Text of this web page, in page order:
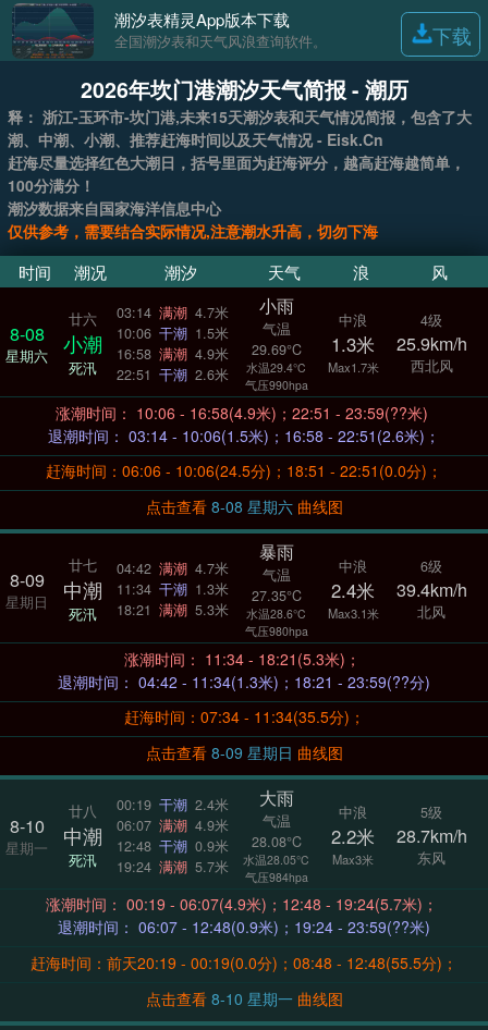
潮汐表精灵App版本下载
全国潮汐表和天气风浪查询软件。 下载
2026年坎门港潮汐天气简报 - 潮历
释： 浙江-玉环市-坎门港,未来15天潮汐表和天气情况简报，包含了大
潮、中潮、小潮、推荐赶海时间以及天气情况 - Eisk.Cn
赶海尽量选择红色大潮日，括号里面为赶海评分，越高赶海越简单，
100分满分！
潮汐数据来自国家海洋信息中心
仅供参考，需要结合实际情况,注意潮水升高，切勿下海
时间 潮况 潮汐 天气 浪 风
8-08
星期六
廿六
小潮
死汛
03:14 满潮 4.7米
10:06 干潮 1.5米
16:58 满潮 4.9米
22:51 干潮 2.6米
小雨
气温
29.69°C
水温29.4°C
气压990hpa
中浪
1.3米
Max1.7米
4级
25.9km/h
西北风
涨潮时间： 10:06 - 16:58(4.9米)；22:51 - 23:59(??米)
退潮时间： 03:14 - 10:06(1.5米)；16:58 - 22:51(2.6米)；
赶海时间：06:06 - 10:06(24.5分)；18:51 - 22:51(0.0分)；
点击查看
8-08 星期六 曲线图
8-09
星期日
廿七
中潮
死汛
04:42 满潮 4.7米
11:34 干潮 1.3米
18:21 满潮 5.3米
暴雨
气温
27.35°C
水温28.6°C
气压980hpa
中浪
2.4米
Max3.1米
6级
39.4km/h
北风
涨潮时间： 11:34 - 18:21(5.3米)；
退潮时间： 04:42 - 11:34(1.3米)；18:21 - 23:59(??分)
赶海时间：07:34 - 11:34(35.5分)；
点击查看
8-09 星期日 曲线图
8-10
星期一
廿八
中潮
死汛
00:19 干潮 2.4米
06:07 满潮 4.9米
12:48 干潮 0.9米
19:24 满潮 5.7米
大雨
气温
28.08°C
水温28.05°C
气压984hpa
中浪
2.2米
Max3米
5级
28.7km/h
东风
涨潮时间： 00:19 - 06:07(4.9米)；12:48 - 19:24(5.7米)；
退潮时间： 06:07 - 12:48(0.9米)；19:24 - 23:59(??米)
赶海时间：前天20:19 - 00:19(0.0分)；08:48 - 12:48(55.5分)；
点击查看
8-10 星期一 曲线图